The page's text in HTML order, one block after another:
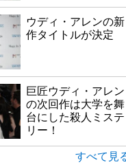
ウディ・アレンの新
作タイトルが決定
巨匠ウディ・アレン
の次回作は大学を舞
台にした殺人ミステ
リー！
すべて見